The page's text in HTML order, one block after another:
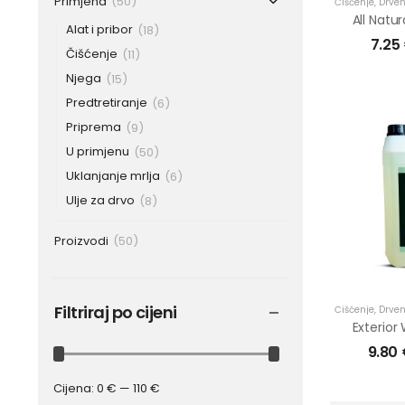
Alat i pribor (18)
Čišćenje (11)
Njega (15)
Predtretiranje (6)
Priprema (9)
U primjenu (50)
Uklanjanje mrlja (6)
Ulje za drvo (8)
Proizvodi (50)
Filtriraj po cijeni
Cijena: 0 € — 110 €
7.25
Čišćenje,
9.80